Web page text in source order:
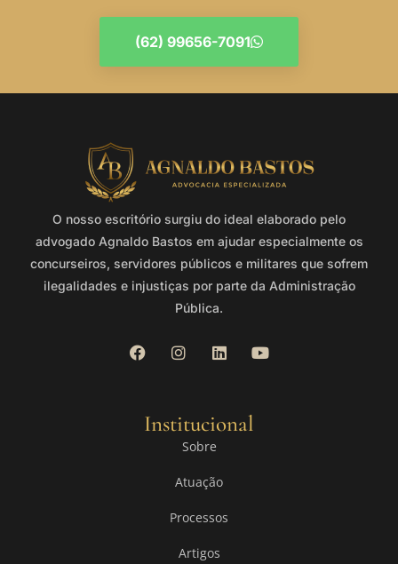
(62) 99656-7091
O nosso escritório surgiu do ideal elaborado pelo
advogado Agnaldo Bastos em ajudar especialmente os
concurseiros, servidores públicos e militares que sofrem
ilegalidades e injustiças por parte da Administração
Pública.
Institucional
Sobre
Atuação
Processos
Artigos